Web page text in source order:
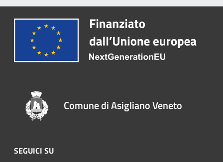
Comune di Asigliano Veneto
SEGUICI SU